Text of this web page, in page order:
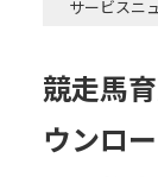
サービスニ
競走馬
ウンロ